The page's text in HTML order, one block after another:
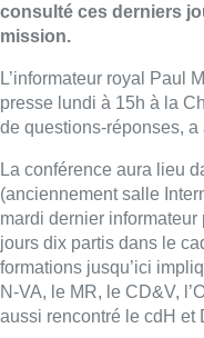
consulté ces derniers
mission.
L’informateur royal Paul
presse lundi à 15h à la
de questions-réponses,
La conférence aura lieu
(anciennement salle
mardi dernier
jours dix partis dans le
formations jusqu’ici
N-VA, le MR, le CD&V,
aussi rencontré le cdH et